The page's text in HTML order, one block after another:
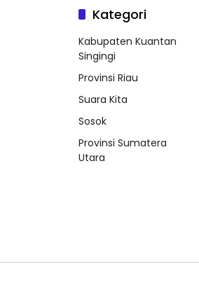
Kategori
Kabupaten Kuantan
Singingi
Provinsi Riau
Suara Kita
Sosok
Provinsi Sumatera
Utara